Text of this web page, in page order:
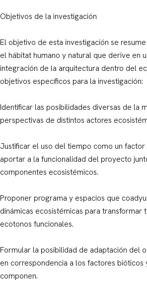
Objetivos de la investigación
El objetivo de esta investigación se
el hábitat humano y natural que derive en
integración de la arquitectura dentro del
objetivos específicos para la investigación:
Identificar las posibilidades diversas de la
perspectivas de distintos actores
Justificar el uso del tiempo como un
aportar a la funcionalidad del proyecto
componentes ecosistémicos.
Proponer programa y espacios que
dinámicas ecosistémicas para transformar
ecotonos funcionales.
Formular la posibilidad de adaptación del
en correspondencia a los factores bióticos
componen.